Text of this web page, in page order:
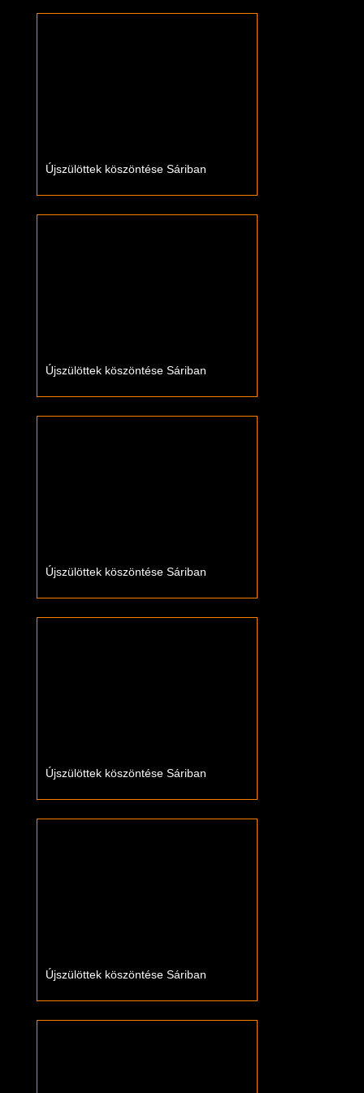
Újszülöttek köszöntése Sáriban
Újszülöttek köszöntése Sáriban
Újszülöttek köszöntése Sáriban
Újszülöttek köszöntése Sáriban
Újszülöttek köszöntése Sáriban